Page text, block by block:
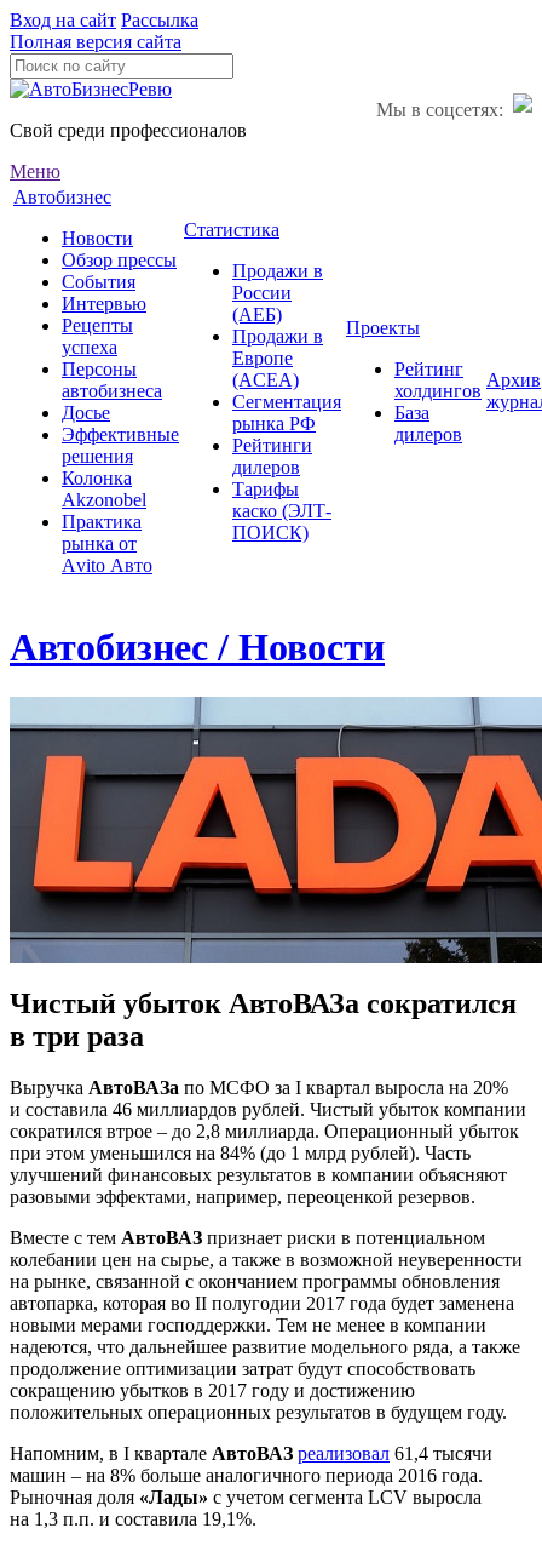
Вход на сайт Рассылка
Полная версия сайта
Мы в соцсетях:
Свой среди профессионалов
Меню
Автобизнес
Новости
Обзор прессы
События
Интервью
Рецепты
успеха
Персоны
автобизнеса
Досье
Эффективные
решения
Колонка
Akzonobel
Практика
рынка от
Аvito Авто
Статистика
Продажи в
России
(АЕБ)
Продажи в
Европе
(ACEA)
Сегментация
рынка РФ
Рейтинги
дилеров
Тарифы
каско (ЭЛТ-
ПОИСК)
Проекты
Рейтинг
холдингов
База
дилеров
Архив
Автобизнес / Новости
Чистый убыток АвтоВАЗа сократился
в три раза
Выручка АвтоВАЗа по МСФО за I квартал выросла на 20%
и составила 46 миллиардов рублей. Чистый убыток компании
сократился втрое – до 2,8 миллиарда. Операционный убыток
при этом уменьшился на 84% (до 1 млрд рублей). Часть
улучшений финансовых результатов в компании объясняют
разовыми эффектами, например, переоценкой резервов.
Вместе с тем АвтоВАЗ признает риски в потенциальном
колебании цен на сырье, а также в возможной неуверенности
на рынке, связанной с окончанием программы обновления
автопарка, которая во II полугодии 2017 года будет заменена
новыми мерами господдержки. Тем не менее в компании
надеются, что дальнейшее развитие модельного ряда, а также
продолжение оптимизации затрат будут способствовать
сокращению убытков в 2017 году и достижению
положительных операционных результатов в будущем году.
Напомним, в I квартале АвтоВАЗ реализовал 61,4 тысячи
машин – на 8% больше аналогичного периода 2016 года.
Рыночная доля «Лады» с учетом сегмента LCV выросла
на 1,3 п.п. и составила 19,1%.